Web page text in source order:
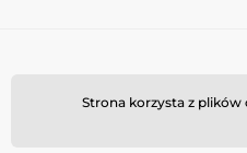
Strona korzysta z plików